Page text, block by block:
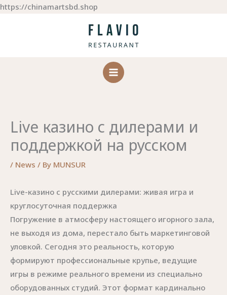
https://chinamartsbd.shop
content
Live казино с дилерами и
поддержкой на русском
/ News / By MUNSUR
Live-казино с русскими дилерами: живая игра и
круглосуточная поддержка
Погружение в атмосферу настоящего игорного зала,
не выходя из дома, перестало быть маркетинговой
уловкой. Сегодня это реальность, которую
формируют профессиональные крупье, ведущие
игры в режиме реального времени из специально
оборудованных студий. Этот формат кардинально